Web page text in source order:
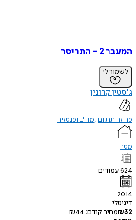
לי
קרונין
תרגום מד"ב ופנטזיה
קודם:
₪44